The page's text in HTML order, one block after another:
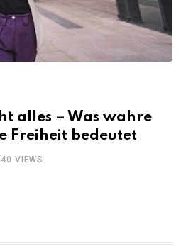
alles – Was wahre
Freiheit bedeutet
VIEWS